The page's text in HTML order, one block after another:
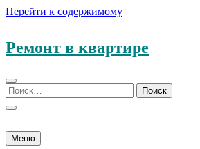
Перейти к содержимому
Ремонт в квартире
Меню